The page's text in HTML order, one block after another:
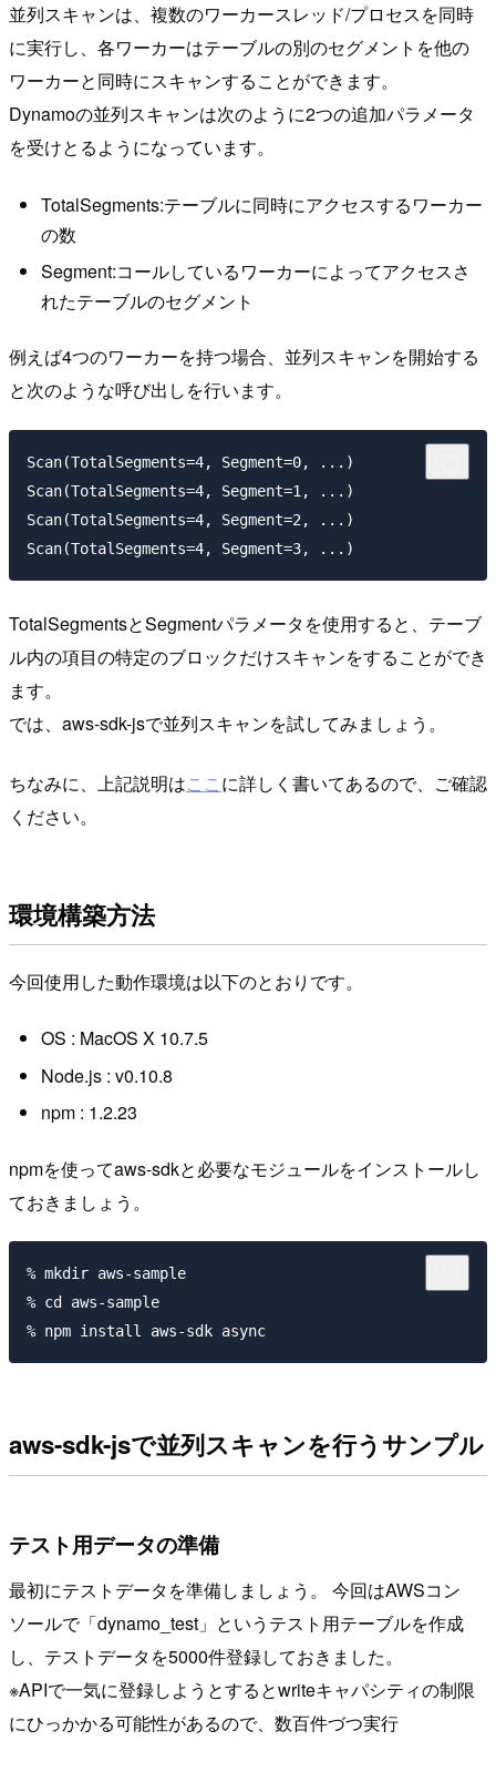
並列スキャンは、複数のワーカースレッド/プロセスを同時
に実行し、各ワーカーはテーブルの別のセグメントを他の
ワーカーと同時にスキャンすることができます。
Dynamoの並列スキャンは次のように2つの追加パラメータ
を受けとるようになっています。
TotalSegments:テーブルに同時にアクセスするワーカー
の数
Segment:コールしているワーカーによってアクセスさ
れたテーブルのセグメント
例えば4つのワーカーを持つ場合、並列スキャンを開始する
と次のような呼び出しを行います。
Scan(TotalSegments=4, Segment=0, ...)
Scan(TotalSegments=4, Segment=1, ...)
Scan(TotalSegments=4, Segment=2, ...)
TotalSegmentsとSegmentパラメータを使用すると、テーブ
ル内の項目の特定のブロックだけスキャンをすることができ
ます。
では、aws-sdk-jsで並列スキャンを試してみましょう。
ちなみに、上記説明はここに詳しく書いてあるので、ご確認
ください。
環境構築方法
今回使用した動作環境は以下のとおりです。
OS : MacOS X 10.7.5
Node.js : v0.10.8
npm : 1.2.23
npmを使ってaws-sdkと必要なモジュールをインストールし
ておきましょう。
% mkdir aws-sample
% cd aws-sample
aws-sdk-jsで並列スキャンを行うサンプル
テスト用データの準備
最初にテストデータを準備しましょう。 今回はAWSコン
ソールで「dynamo_test」というテスト用テーブルを作成
し、テストデータを5000件登録しておきました。
※APIで一気に登録しようとするとwriteキャパシティの制限
にひっかかる可能性があるので、数百件づつ実行